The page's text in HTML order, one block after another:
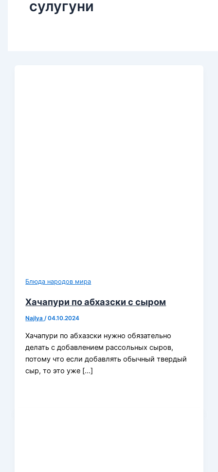
сулугуни
Блюда народов мира
Хачапури по абхазски с сыром
Najlya/04.10.2024
Хачапури по абхазски нужно обязательно
делать с добавлением рассольных сыров,
потому что если добавлять обычный твердый
сыр, то это уже […]